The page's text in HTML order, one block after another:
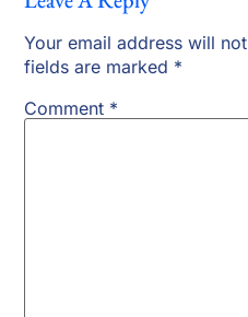
Your email address will
fields are marked *
Comment *